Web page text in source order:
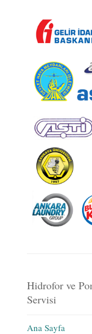
Hidrofor ve
Servisi
Ana Sayfa